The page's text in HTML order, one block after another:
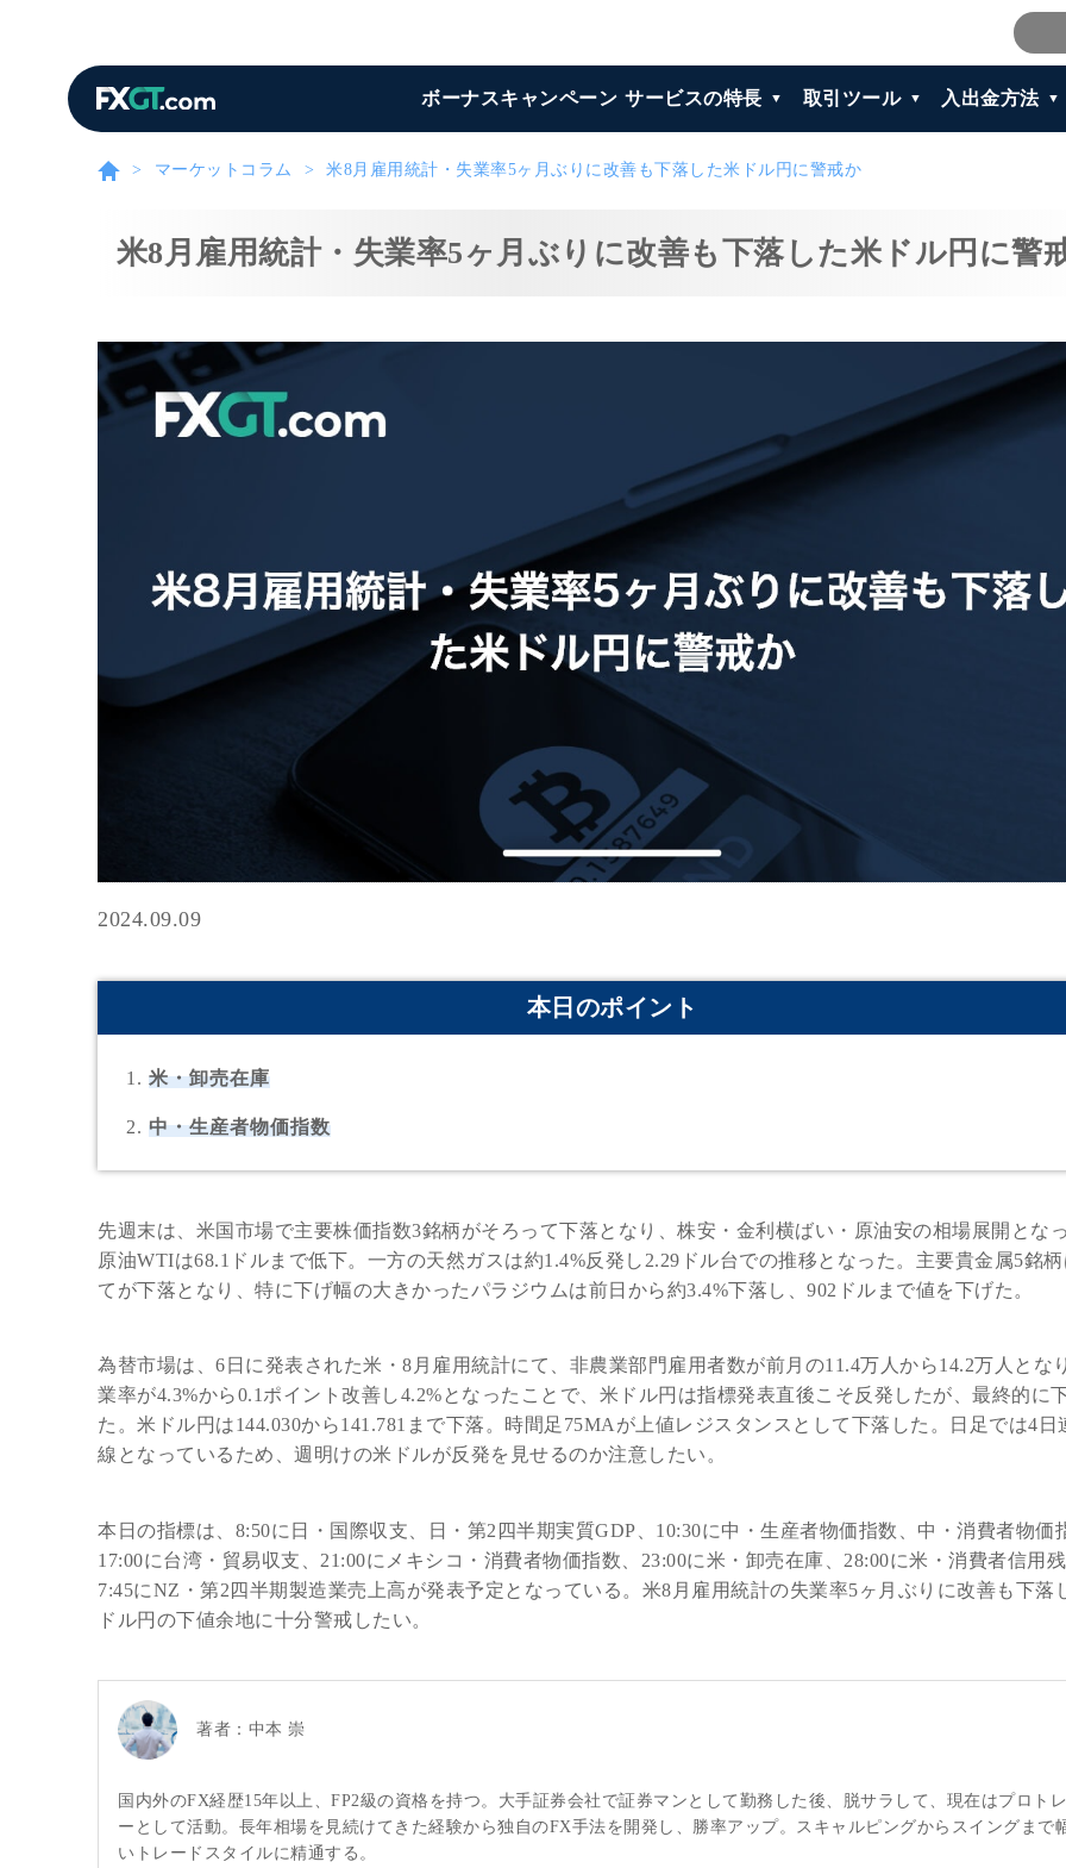
ボーナスキャンペーン サービスの特長 取引ツール 入出金方法
マーケットコラム 米8月雇用統計・失業率5ヶ月ぶりに改善も下落した米ドル円に警戒か
米8月雇用統計・失業率5ヶ月ぶりに改善も下落した米ドル円に警
2024.09.09
本日のポイント
米・卸売在庫
中・生産者物価指数
先週末は、米国市場で主要株価指数3銘柄がそろって下落となり、株安・金利横ばい・原油安の相場展開となっ
原油WTIは68.1ドルまで低下。一方の天然ガスは約1.4%反発し2.29ドル台での推移となった。主要貴金属5銘
てが下落となり、特に下げ幅の大きかったパラジウムは前日から約3.4%下落し、902ドルまで値を下げた。
為替市場は、6日に発表された米・8月雇用統計にて、非農業部門雇用者数が前月の11.4万人から14.2万人とな
業率が4.3%から0.1ポイント改善し4.2%となったことで、米ドル円は指標発表直後こそ反発したが、最終的に
た。米ドル円は144.030から141.781まで下落。時間足75MAが上値レジスタンスとして下落した。日足では4日
線となっているため、週明けの米ドルが反発を見せるのか注意したい。
本日の指標は、8:50に日・国際収支、日・第2四半期実質GDP、10:30に中・生産者物価指数、中・消費者物価
17:00に台湾・貿易収支、21:00にメキシコ・消費者物価指数、23:00に米・卸売在庫、28:00に米・消費者信用
7:45にNZ・第2四半期製造業売上高が発表予定となっている。米8月雇用統計の失業率5ヶ月ぶりに改善も下落
ドル円の下値余地に十分警戒したい。
著者： 中本 崇
国内外のFX経歴15年以上、FP2級の資格を持つ。大手証券会社で証券マンとして勤務した後、脱サラして、現在はプロト
ーとして活動。長年相場を見続けてきた経験から独自のFX手法を開発し、勝率アップ。スキャルピングからスイングまで
いトレードスタイルに精通する。